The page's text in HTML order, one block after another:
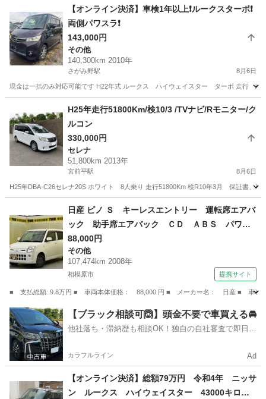
さがみ野駅 その他
【オンライン決済】車検1年以上❗️ルークスターボ❗️
両側パワスラ❗️
143,000円
その他
140,300km 2010年
さがみ野駅 8月6日
現金は一括のみ対応可能です H22年式 ルークス ハイウェイスター ターボ
さがみ野駅
H25年走行51800Km/検10/3 /TVナビ/Rモニター/ク
ルコン
330,000円
セレナ
51,800km 2013年
宮前平駅 8月6日
H25年DBA-C26セレナ20S ホワイト 8人乗り 走行51800Km 検R10年3月 保証書、
宮前平駅 セレナ
日産 ピノ Ｓ キーレスエントリー 運転席エアバ
ック 助手席エアバック ＣＤ ＡＢＳ パワー
ステアリング （検9.9）
88,000円
その他
107,474km 2008年
相模原市 提携サイト
■ 支払総額: 9.8万円 ■ 車両本体価格： 88,000 円 ■ メーカー名： 日産 ■ 車
神奈川 相模原市 その他
【ブラック相談可🙆】頭金不要で車買える🚘
他社落ち・滞納歴も相談OK！独自の自社審査で即日解
カラフルライン Ad
【オンライン決済】総額79万円 令和4年 ニッサ
ン ルークス ハイウェイスター 43000キロ